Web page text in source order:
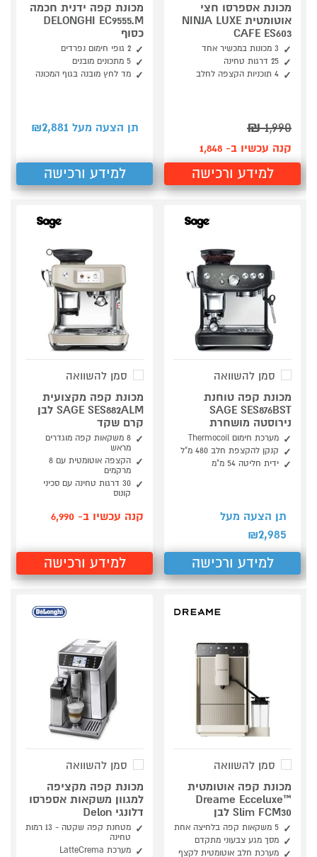
מכונת אספרסו חצי
אוטומטית NINJA LUXE
CAFE ES603
3 מכונות במכשיר אחד
25 דרגות טחינה
4 תוכניות הקצפה לחלב
1,990
₪
קנה עכשיו ב- 1,848
למידע ורכישה
מכונת קפה ידנית חכמה
DELONGHI EC9555.M
כסוף
2 גופי חימום נפרדים
5 מתכונים מובנים
מד לחץ מובנה בגוף המכונה
תן הצעה מעל ₪ 2,881
למידע ורכישה
סמן להשוואה
מכונת קפה טוחנת
SAGE SES876BST
נירוסטה מושחרת
מערכת חימום Thermocoil
קנקן להקצפת חלב 480 מ"ל
ידית חליטה 54 מ"מ
תן הצעה מעל
₪2,985
למידע ורכישה
סמן להשוואה
מכונת קפה מקצועית
SAGE SES882ALM לבן
קרם שקד
8 משקאות קפה מוגדרים
מראש
הקצפה אוטומטית עם 8
מרקמים
30 דרגות טחינה עם סכיני
קונוס
קנה עכשיו ב- 6,990
למידע ורכישה
סמן להשוואה
מכונת קפה אוטומטית
Dreame Ecceluxe™
Slim FCM30 לבן
5 משקאות קפה בלחיצה אחת
מסך מגע צבעוני מתקדם
מערכת חלב אוטומטית לקצף
סמן להשוואה
מכונת קפה מקציפה
למגוון משקאות אספרסו
דלונגי Delon
מטחנת קפה שקטה - 13 רמות
טחינה
מערכת LatteCrema